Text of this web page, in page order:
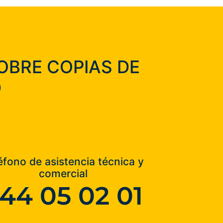
COPIAS DE
de asistencia técnica y
comercial
05 02 01